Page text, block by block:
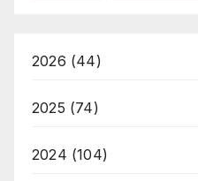
2026 (44)
2025 (74)
2024 (104)